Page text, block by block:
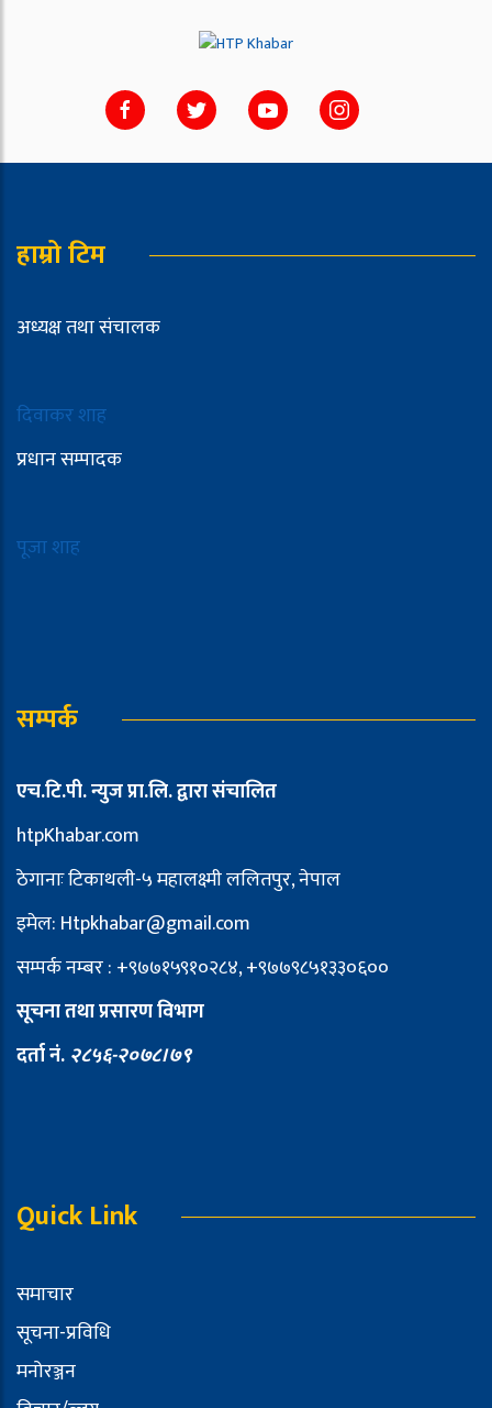
हाम्रो टिम
अध्यक्ष तथा संचालक
दिवाकर शाह
प्रधान सम्पादक
पूजा शाह
सम्पर्क
एच.टि.पी. न्युज प्रा.लि. द्वारा संचालित
htpKhabar.com
ठेगानाः टिकाथली-५ महालक्ष्मी ललितपुर, नेपाल
इमेल: Htpkhabar@gmail.com
सम्पर्क नम्बर : +९७७१५९१०२८४, +९७७९८५१३३०६००
सूचना तथा प्रसारण विभाग
दर्ता नं. २८५६-२०७८।७९
Quick Link
समाचार
सूचना-प्रविधि
मनोरञ्जन